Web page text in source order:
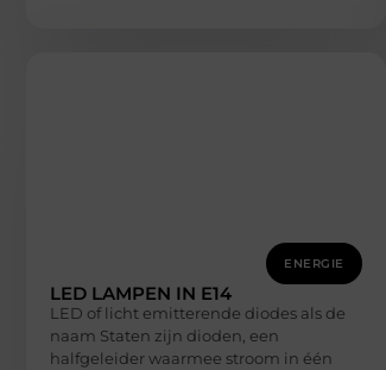
ENERGIE
LED LAMPEN IN E14
LED of licht emitterende diodes als de
naam Staten zijn dioden, een
halfgeleider waarmee stroom in één